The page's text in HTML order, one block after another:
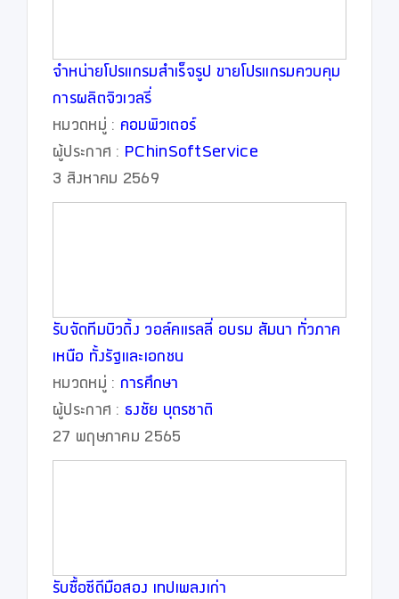
จำหน่ายโปรแกรมสำเร็จรูป ขายโปรแกรมควบคุม
การผลิตจิวเวลรี่
หมวดหมู่ : คอมพิวเตอร์
ผู้ประกาศ : PChinSoftService
3 สิงหาคม 2569
รับจัดทีมบิวดิ้ง วอล์คแรลลี่ อบรม สัมนา ทั่วภาค
เหนือ ทั้งรัฐและเอกชน
หมวดหมู่ : การศึกษา
ผู้ประกาศ : ธงชัย บุตรชาติ
27 พฤษภาคม 2565
รับซื้อซีดีมือสอง เทปเพลงเก่า